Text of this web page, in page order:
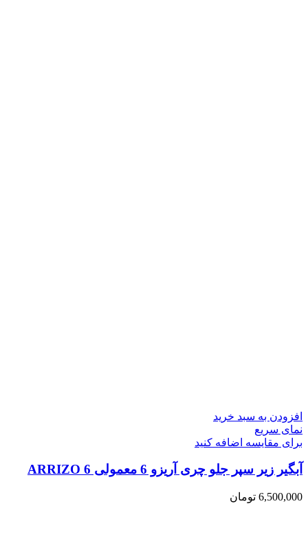
افزودن به سبد خرید
نمای سریع
برای مقایسه اضافه کنید
آبگیر زیر سپر جلو چری آریزو 6 معمولی ARRIZO 6
6,500,000 تومان